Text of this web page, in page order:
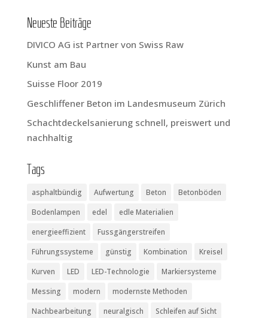
Neu­es­te Beiträge
DIVICO AG ist Part­ner von Swiss Raw
Kunst am Bau
Suis­se Flo­or 2019
Geschlif­fe­ner Beton im Lan­des­mu­se­um Zürich
Schacht­de­ckel­sa­nie­rung schnell, preis­wert und
nachhaltig
Tags
asphaltbündig Aufwertung Beton
Betonböden
Bodenlampen
edel
edle Materialien
energieeffizient
Fussgängerstreifen
Führungssysteme
günstig Kombination
Kreisel
Kurven
LED LED-Technologie
Markiersysteme
Messing
modern
modernste Methoden
Nachbearbeitung
neuralgisch
Schleifen auf Sicht